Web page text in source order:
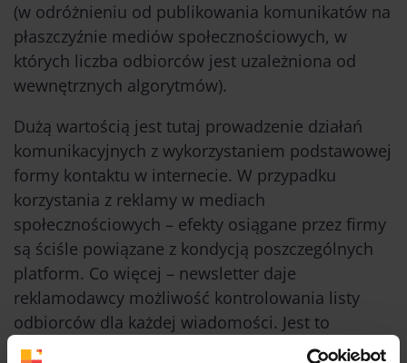
(w odróżnieniu od publikowania komunikatów na
płaszczyźnie mediów społecznościowych, w
których liczba odbiorców jest uzależniona od
wewnętrznych algorytmów).
Dużą wartością jest tutaj prowadzenie działań
komunikacyjnych z wykorzystaniem podstawowej
formy kontaktu w internecie. W przypadku
korzystania z reklamy w mediach
społecznościowych – efekty osiągane przez firmy
są ściśle powiązane z kondycją poszczególnych
platform. Co więcej – newsletter daje
reklamodawcy możliwość kontrolowania listy
odbiorców dla każdej wiadomości. Jest to
szczególnie istotne, ponieważ pozwala na